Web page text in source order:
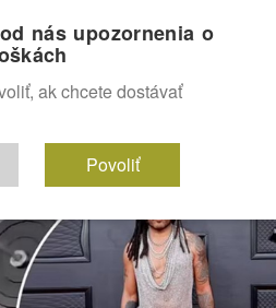
nás upozornenia o
ak chcete dostávať
Povoliť